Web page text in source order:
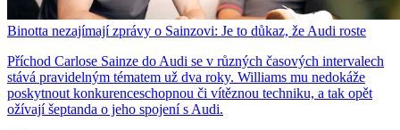
Binotta nezajímají zprávy o Sainzovi: Je to důkaz, že Audi roste
Příchod Carlose Sainze do Audi se v různých časových intervalech
stává pravidelným tématem už dva roky. Williams mu nedokáže
poskytnout konkurenceschopnou či vítěznou techniku, a tak opět
ožívají šeptanda o jeho spojení s Audi.